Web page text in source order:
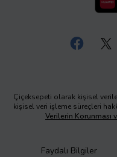
Çiçeksepeti olarak kişisel
kişisel veri işleme süreçleri
Verilerin Korunması
Faydalı Bilgiler